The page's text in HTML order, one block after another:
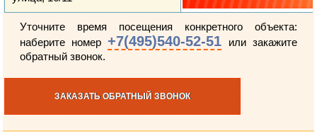
Уточните время посещения конкретного объекта:
наберите номер+7(495)540-52-51 или закажите
обратный звонок.
ЗАКАЗАТЬ ОБРАТНЫЙ ЗВОНОК